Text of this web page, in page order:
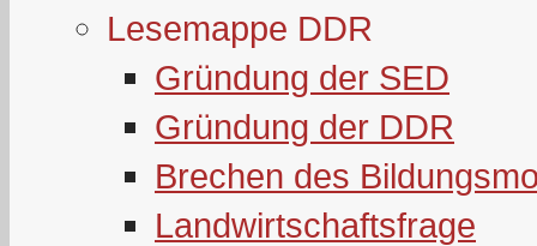
Lesemappe DDR
Gründung der SED
Gründung der DDR
Brechen des
Landwirtschaftsfrage